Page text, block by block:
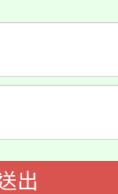
可洽有
科技中
入校路
專業人
出